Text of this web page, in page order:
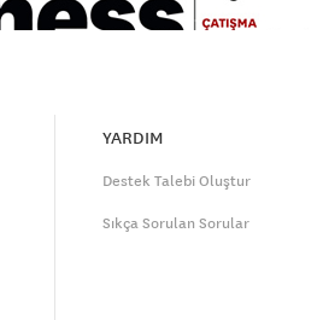
YARDIM
Destek Talebi Oluştur
Sıkça Sorulan Sorular